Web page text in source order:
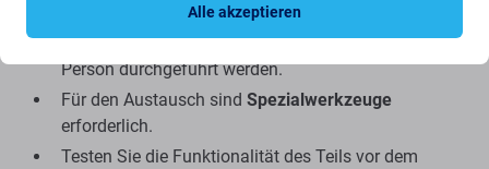
Der Teileaustausch sollte von einer qualifizierten
Person durchgeführt werden.
Für den Austausch sind Spezialwerkzeuge
erforderlich.
Testen Sie die Funktionalität des Teils vor dem
Alle akzeptieren